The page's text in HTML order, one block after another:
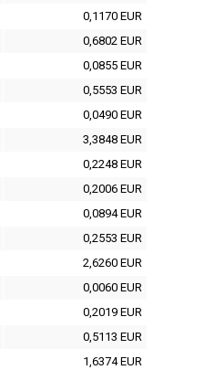
0,1170 EUR
0,6802 EUR
0,0855 EUR
0,5553 EUR
0,0490 EUR
3,3848 EUR
0,2248 EUR
0,2006 EUR
0,0894 EUR
0,2553 EUR
2,6260 EUR
0,0060 EUR
0,2019 EUR
0,5113 EUR
1,6374 EUR